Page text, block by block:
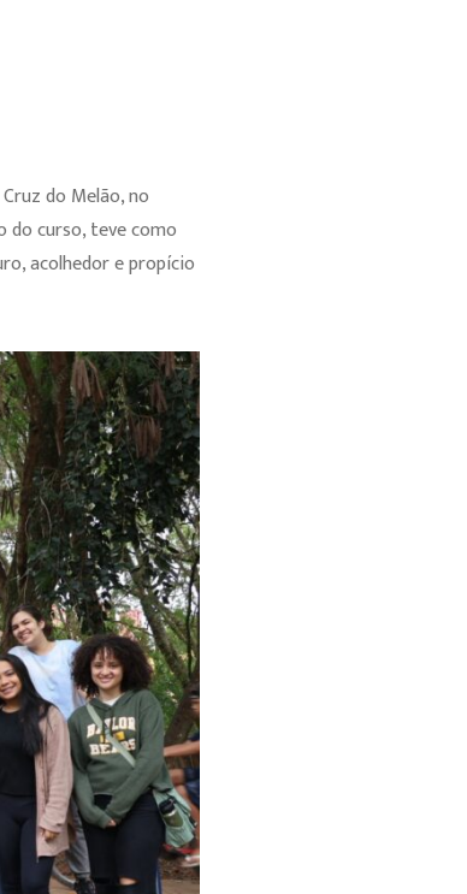
do Melão, no
do curso, teve como
acolhedor e propício